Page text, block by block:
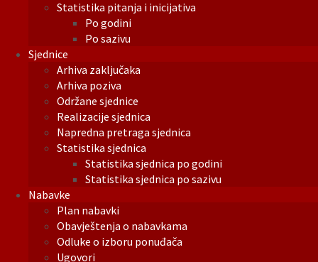
Statistika pitanja i inicijativa
Po godini
Po sazivu
Sjednice
Arhiva zaključaka
Arhiva poziva
Održane sjednice
Realizacije sjednica
Napredna pretraga sjednica
Statistika sjednica
Statistika sjednica po godini
Statistika sjednica po sazivu
Nabavke
Plan nabavki
Obavještenja o nabavkama
Odluke o izboru ponuđača
Ugovori